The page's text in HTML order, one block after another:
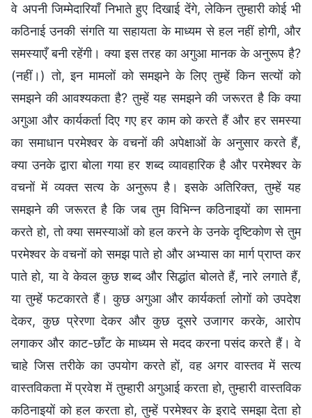
वे अपनी जिम्मेदारियाँ निभाते हुए दिखाई देंगे, लेकिन तुम्हारी कोई भी
कठिनाई उनकी संगति या सहायता के माध्यम से हल नहीं होगी, और
समस्याएँ बनी रहेंगी। क्या इस तरह का अगुआ मानक के अनुरूप है?
(नहीं।) तो, इन मामलों को समझने के लिए तुम्हें किन सत्यों को
समझने की आवश्यकता है? तुम्हें यह समझने की जरूरत है कि क्या
अगुआ और कार्यकर्ता दिए गए हर काम को करते हैं और हर समस्या
का समाधान परमेश्वर के वचनों की अपेक्षाओं के अनुसार करते हैं,
क्या उनके द्वारा बोला गया हर शब्द व्यावहारिक है और परमेश्वर के
वचनों में व्यक्त सत्य के अनुरूप है। इसके अतिरिक्त, तुम्हें यह
समझने की जरूरत है कि जब तुम विभिन्न कठिनाइयों का सामना
करते हो, तो क्या समस्याओं को हल करने के उनके दृष्टिकोण से तुम
परमेश्वर के वचनों को समझ पाते हो और अभ्यास का मार्ग प्राप्त कर
पाते हो, या वे केवल कुछ शब्द और सिद्धांत बोलते हैं, नारे लगाते हैं,
या तुम्हें फटकारते हैं। कुछ अगुआ और कार्यकर्ता लोगों को उपदेश
देकर, कुछ प्रेरणा देकर और कुछ दूसरे उजागर करके, आरोप
लगाकर और काट-छाँट के माध्यम से मदद करना पसंद करते हैं। वे
चाहे जिस तरीके का उपयोग करते हों, वह अगर वास्तव में सत्य
वास्तविकता में प्रवेश में तुम्हारी अगुआई करता हो, तुम्हारी वास्तविक
कठिनाइयों को हल करता हो, तुम्हें परमेश्वर के इरादे समझा देता हो